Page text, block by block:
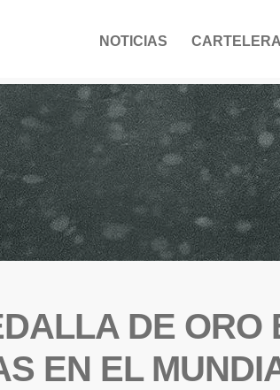
NOTICIAS CARTELERA
DE ORO
EN EL